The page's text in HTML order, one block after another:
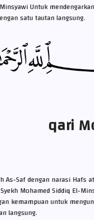
Untuk
satu tautan langsung.
qari
As-Saf dengan narasi Hafs
Mohamed Siddiq El-
kemampuan untuk
langsung.